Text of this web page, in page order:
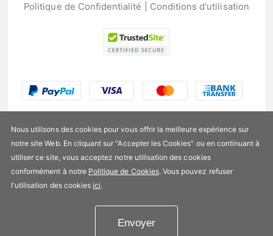
US$211,99
Ajouter au panier
Politique de Confidentialité
Conditions d'utilisation
Nous utilisons des cookies pour vous offrir la meilleure expérience sur
notre site Web. En cliquant sur "Accepter les Cookies" ou en continuant à
utiliser ce site, vous acceptez notre utilisation des cookies
conformément à notre Politique de Cookies. Vous pouvez refuser
l'utilisation des cookiesici.
Envoyer